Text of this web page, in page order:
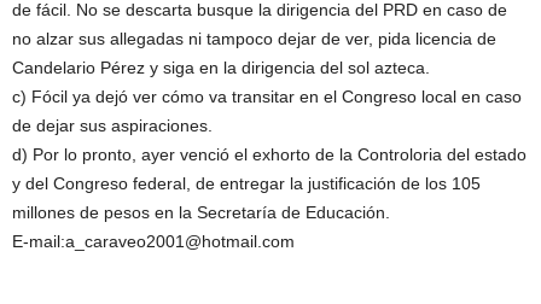
de fácil. No se descarta busque la dirigencia del PRD en caso de
no alzar sus allegadas ni tampoco dejar de ver, pida licencia de
Candelario Pérez y siga en la dirigencia del sol azteca.
c) Fócil ya dejó ver cómo va transitar en el Congreso local en caso
de dejar sus aspiraciones.
d) Por lo pronto, ayer venció el exhorto de la Controloria del estado
y del Congreso federal, de entregar la justificación de los 105
millones de pesos en la Secretaría de Educación.
E-mail:a_caraveo2001@hotmail.com